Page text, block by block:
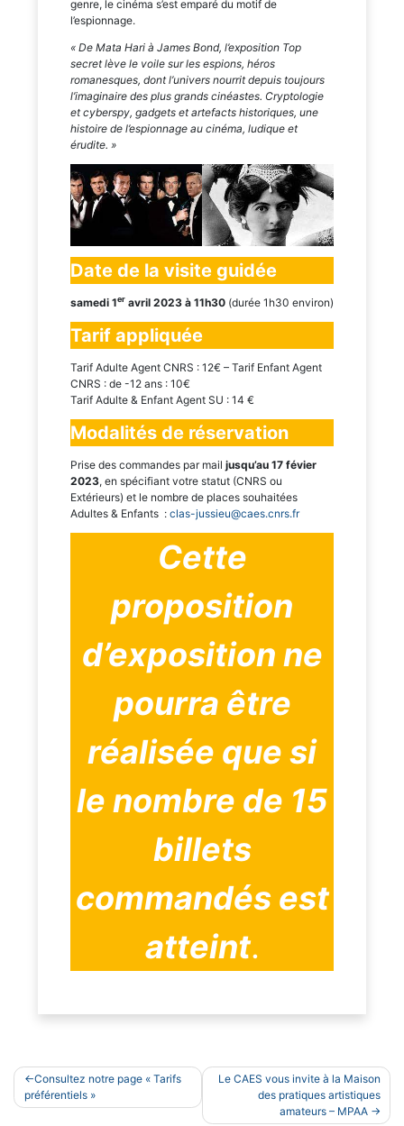
genre, le cinéma s’est emparé du motif de
l’espionnage.
« De Mata Hari à James Bond, l’exposition Top
secret lève le voile sur les espions, héros
romanesques, dont l’univers nourrit depuis toujours
l’imaginaire des plus grands cinéastes. Cryptologie
et cyberspy, gadgets et artefacts historiques, une
histoire de l’espionnage au cinéma, ludique et
érudite. »
Date de la visite guidée
samedi 1er avril 2023 à 11h30 (durée 1h30 environ)
Tarif appliquée
Tarif Adulte Agent CNRS : 12€ – Tarif Enfant Agent
CNRS : de -12 ans : 10€
Tarif Adulte & Enfant Agent SU : 14 €
Modalités de réservation
Prise des commandes par mail jusqu’au 17 févier
2023, en spécifiant votre statut (CNRS ou
Extérieurs) et le nombre de places souhaitées
Adultes & Enfants : clas-jussieu@caes.cnrs.fr
Cette
proposition
d’exposition ne
pourra être
réalisée que si
le nombre de 15
billets
commandés est
atteint.
Navigation
de
Consultez notre page « Tarifs
préférentiels »
Le CAES vous invite à la Maison
des pratiques artistiques
amateurs – MPAA